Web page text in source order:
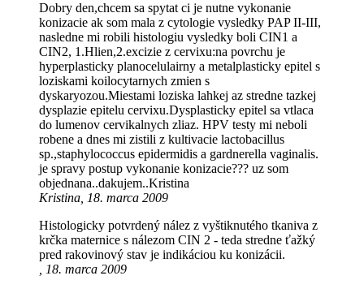
Dobry den,chcem sa spytat ci je nutne vykonanie
konizacie ak som mala z cytologie vysledky PAP II-III,
nasledne mi robili histologiu vysledky boli CIN1 a
CIN2, 1.Hlien,2.excizie z cervixu:na povrchu je
hyperplasticky planocelulairny a metalplasticky epitel s
loziskami koilocytarnych zmien s
dyskaryozou.Miestami loziska lahkej az stredne tazkej
dysplazie epitelu cervixu.Dysplasticky epitel sa vtlaca
do lumenov cervikalnych zliaz. HPV testy mi neboli
robene a dnes mi zistili z kultivacie lactobacillus
sp.,staphylococcus epidermidis a gardnerella vaginalis.
je spravy postup vykonanie konizacie??? uz som
objednana..dakujem..Kristina
Kristina, 18. marca 2009
Histologicky potvrdený nález z vyštiknutého tkaniva z
krčka maternice s nálezom CIN 2 - teda stredne ťažký
pred rakovinový stav je indikáciou ku konizácii.
, 18. marca 2009